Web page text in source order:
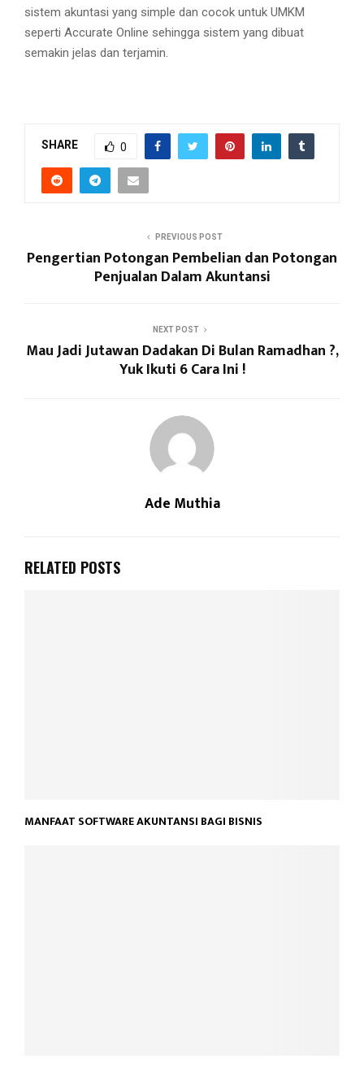
sistem akuntasi yang simple dan cocok untuk UMKM
seperti Accurate Online sehingga sistem yang dibuat
semakin jelas dan terjamin.
SHARE 0
PREVIOUS POST
Pengertian Potongan Pembelian dan Potongan
Penjualan Dalam Akuntansi
NEXT POST
Mau Jadi Jutawan Dadakan Di Bulan Ramadhan ?,
Yuk Ikuti 6 Cara Ini !
Ade Muthia
RELATED POSTS
MANFAAT SOFTWARE AKUNTANSI BAGI BISNIS